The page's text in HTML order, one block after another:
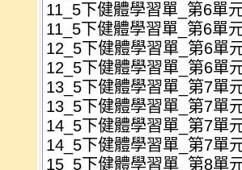
11_5下健體學習單_第6單
11_5下健體學習單_第6單
12_5下健體學習單_第6單
12_5下健體學習單_第6單
13_5下健體學習單_第7單
13_5下健體學習單_第7單
14_5下健體學習單_第7單
14_5下健體學習單_第7單
15_5下健體學習單_第8單